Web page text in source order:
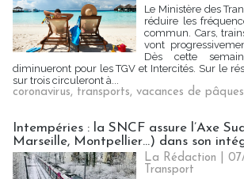
Le Ministère des
réduire les
commun. Cars,
vont
Dès cette
diminueront pour les TGV et Intercités. Sur le
sur trois circuleront à...
coronavirus, transports, vacances de pâques
Intempéries : la SNCF assure l’Axe
Marseille, Montpellier…) dans son
La Rédaction |
Transport